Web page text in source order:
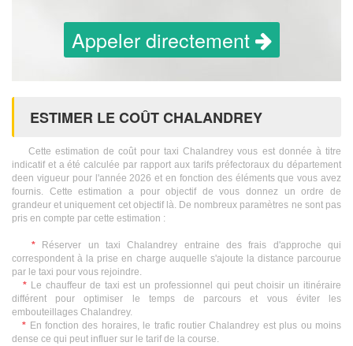
Appeler directement
ESTIMER LE COÛT CHALANDREY
Cette estimation de coût pour taxi Chalandrey vous est donnée à titre
indicatif et a été calculée par rapport aux tarifs préfectoraux du département
deen vigueur pour l'année 2026 et en fonction des éléments que vous avez
fournis. Cette estimation a pour objectif de vous donnez un ordre de
grandeur et uniquement cet objectif là. De nombreux paramètres ne sont pas
pris en compte par cette estimation :
* Réserver un taxi Chalandrey entraine des frais d'approche qui
correspondent à la prise en charge auquelle s'ajoute la distance parcourue
par le taxi pour vous rejoindre.
* Le chauffeur de taxi est un professionnel qui peut choisir un itinéraire
différent pour optimiser le temps de parcours et vous éviter les
embouteillages Chalandrey.
* En fonction des horaires, le trafic routier Chalandrey est plus ou moins
dense ce qui peut influer sur le tarif de la course.